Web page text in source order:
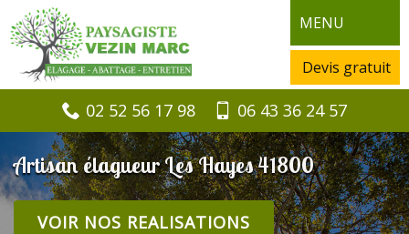
MENU
Devis gratuit
02 52 56 17 98 06 43 36 24 57
Artisan élagueur Les Hayes 41800
VOIR NOS REALISATIONS